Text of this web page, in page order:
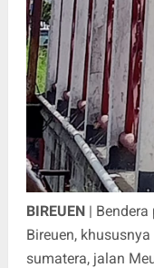
BIREUEN| Bendera
Bireuen,
sumatera, jalan